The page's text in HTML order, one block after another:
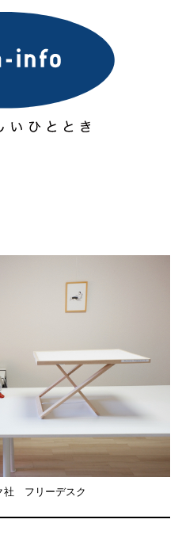
社 フリーデスク